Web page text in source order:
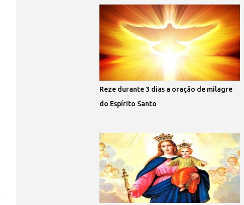
Reze durante 3 dias a oração de milagre
do Espírito Santo